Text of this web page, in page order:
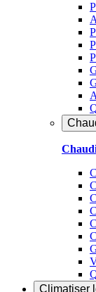
Climatiser